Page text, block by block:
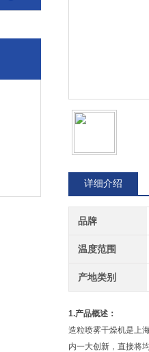
详细介绍
品牌
温度范围
产地类别
1.产品概述：
造粒喷雾干燥机是上
内一大创新，直接将